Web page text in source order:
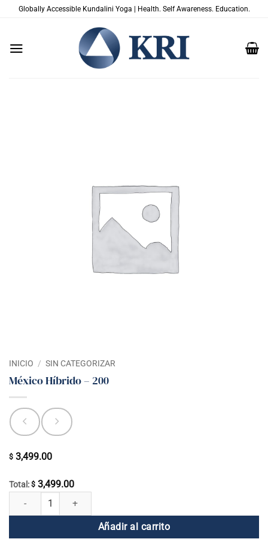
SaltarGlobally Accessible Kundalini Yoga | Health. Self Awareness. Education.
INICIO / SIN CATEGORIZAR
México Híbrido – 200
$ 3,499.00
Total: $ 3,499.00
México Híbrido - 200 cantidad
Añadir al carrito